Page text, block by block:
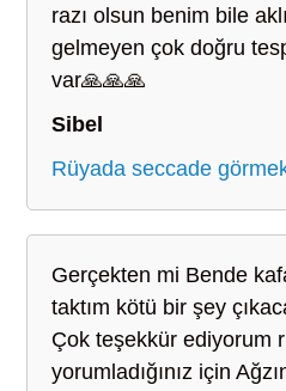
razı olsun benim bile
gelmeyen çok doğru
var🙏🙏🙏
Sibel
Rüyada seccade
Gerçekten mi Bende
taktım kötü bir şey
Çok teşekkür ediyorum
yorumladığınız için